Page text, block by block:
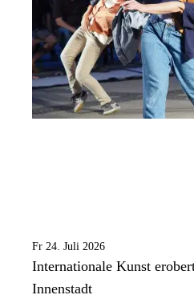
Fr 24. Juli 2026
Internationale Kunst
Innenstadt